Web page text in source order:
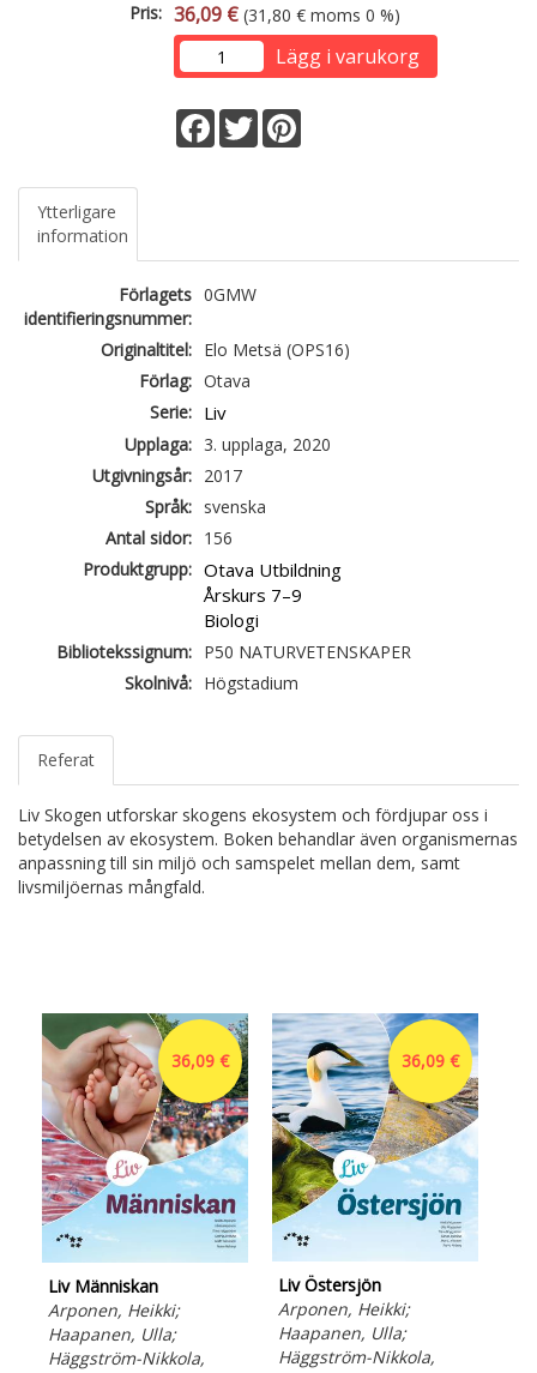
Pris: 36,09 € (31,80 € moms 0 %)
Lägg i varukorg
Facebook
Twitter
Ytterligare
information
Förlagets
identifieringsnummer:
0GMW
Originaltitel: Elo Metsä (OPS16)
Förlag: Otava
Serie: Liv
Upplaga: 3. upplaga, 2020
Utgivningsår: 2017
Språk: svenska
Antal sidor: 156
Produktgrupp: Otava Utbildning
Årskurs 7–9
Biologi
Bibliotekssignum: P50 NATURVETENSKAPER
Skolnivå: Högstadium
Referat
Liv Skogen utforskar skogens ekosystem och fördjupar oss i
betydelsen av ekosystem. Boken behandlar även organismernas
anpassning till sin miljö och samspelet mellan dem, samt
livsmiljöernas mångfald.
36,09 €
Liv Människan
Arponen, Heikki;
Haapanen, Ulla;
Häggström-Nikkola,
36,09 €
Liv Östersjön
Arponen, Heikki;
Haapanen, Ulla;
Häggström-Nikkola,